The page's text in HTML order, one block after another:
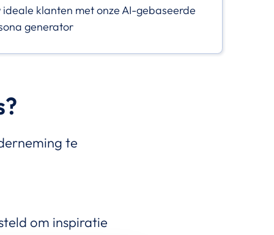
ideale klanten met onze AI-gebaseerde
generator
te
om inspiratie